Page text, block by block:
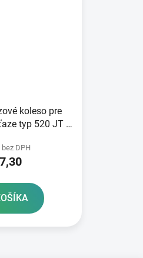
koleso pre
typ 520 JT -
DPH